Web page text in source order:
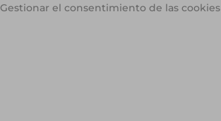
Gestionar el consentimiento de las cookies